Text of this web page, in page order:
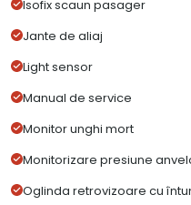
Isofix scaun pasager
Jante de aliaj
Light sensor
Manual de service
Monitor unghi mort
Monitorizare presiune
Oglinda retrovizoare cu